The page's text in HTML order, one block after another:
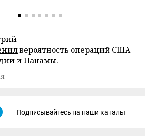
вероятность операций США
и Панамы.
Подписывайтесь на наши каналы